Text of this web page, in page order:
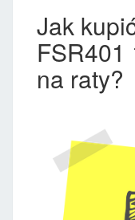
Jak
FSR401
na raty?